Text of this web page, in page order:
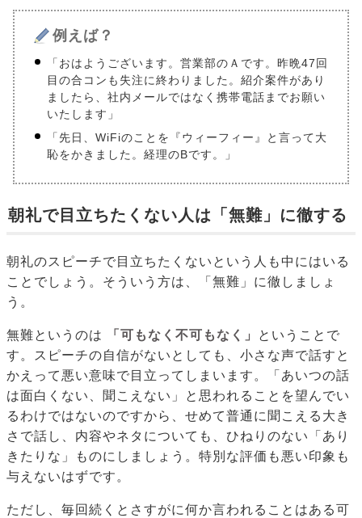
例えば？
「おはようございます。営業部のＡです。昨晩47回
目の合コンも失注に終わりました。紹介案件があり
ましたら、社内メールではなく携帯電話までお願い
いたします」
「先日、WiFiのことを『ウィーフィー』と言って大
恥をかきました。経理のBです。」
朝礼で目立ちたくない人は「無難」に徹する
朝礼のスピーチで目立ちたくないという人も中にはいる
ことでしょう。そういう方は、「無難」に徹しましょ
う。
無難というのは 「可もなく不可もなく」
ということで
す。スピーチの自信がないとしても、小さな声で話すと
かえって悪い意味で目立ってしまいます。「あいつの話
は面白くない、聞こえない」と思われることを望んでい
るわけではないのですから、せめて普通に聞こえる大き
さで話し、内容やネタについても、ひねりのない「あり
きたりな」ものにしましょう。特別な評価も悪い印象も
与えないはずです。
ただし、毎回続くとさすがに何か言われることはある可